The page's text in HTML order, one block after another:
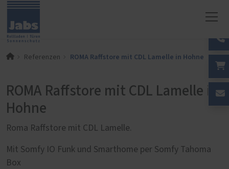
Referenzen ROMA Raffstore mit CDL Lamelle in Hohne
ROMA Raffstore mit CDL Lamelle in
Hohne
Roma Raffstore mit CDL Lamelle.
Mit Somfy IO Funk und Smarthome per Somfy Tahoma
Box